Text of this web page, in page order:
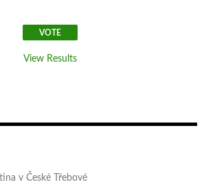
View Results
v České Třebové